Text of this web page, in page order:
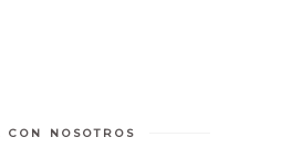
NOSOTROS